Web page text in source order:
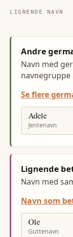
LIGNENDE NAVN
Andre
Navn med
navnegruppe
Se flere
Adele
Jentenavn
Lignende
Navn med
Navn som
Ole
Guttenavn